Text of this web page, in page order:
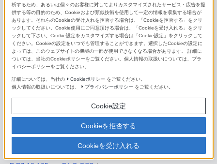
FE 70-200mm F4 G OSS
FE 70-300mm F4.5-5.6 G OSS
FE 100-400mm F4.5-5.6 GM OSS
FE 200-600mm F5.6-6.3 G OSS
FE 400-800mm F6.3-8 G OSS
E PZ 16-50mm F3.5-5.6 OSS II
析するため、あるいは個々のお客様に対してよりカスタマイズされたサービス・広告を提
供する等の目的のため、Cookieおよび類似技術を使用して一定の情報を収集する場合が
あります。それらのCookieの受け入れを拒否する場合は、「Cookieを拒否する」をクリ
ックしてください。Cookie使用にご同意頂ける場合は、「Cookieを受け入れる」をクリ
ックして下さい。Cookie設定をカスタマイズする場合は「Cookie設定」をクリックして
ください。Cookieの設定をいつでも管理することができます。選択したCookieの設定に
よっては、このウェブサイトの機能の一部が使用できなくなる場合があります。 詳細に
ついては、当社のCookieポリシーをご覧ください。個人情報の取扱いについては、プラ
イバシーポリシーをご覧ください。
詳細については、当社の Cookieポリシー をご覧ください。
個人情報の取扱いについては、
プライバシーポリシー をご覧ください。
Cookie設定
Cookieを拒否する
Cookieを受け入れる